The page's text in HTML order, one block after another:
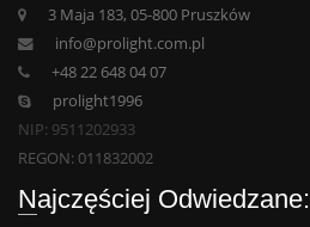
3 Maja 183, 05-800 Pruszków
info@prolight.com.pl
+48 22 648 04 07
prolight1996
NIP: 9511202933
REGON: 011832002
Najczęściej Odwiedzane: